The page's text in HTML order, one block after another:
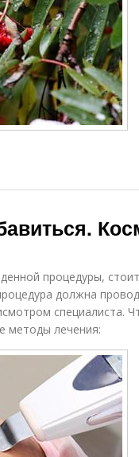
процедуры, стоит
должна
специалиста.
методы лечения: